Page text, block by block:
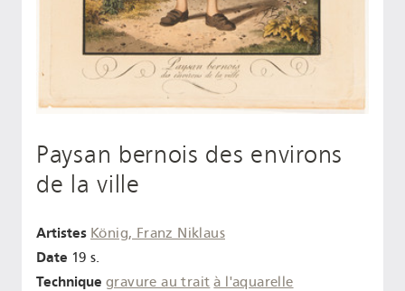
Paysan bernois des environs
de la ville
Artistes König, Franz Niklaus
Date 19 s.
Technique gravure au trait à l'aquarelle